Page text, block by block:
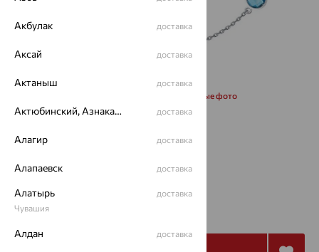
Запросить дополнительные фото
Размеры:
25 192
Акбулак доставка
Аксай доставка
Актаныш доставка
Актюбинский, Азнакаевский район доставка
Алагир доставка
Алапаевск доставка
Алатырь
Чувашия
доставка
Алдан доставка